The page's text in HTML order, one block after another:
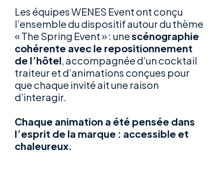
Les équipes WENES Event ont conçu
l’ensemble du dispositif autour du thème
« The Spring Event » : unescénographie
cohérente avec le repositionnement
de l’hôtel, accompagnée d’un cocktail
traiteur et d’animations conçues pour
que chaque invité ait une raison
d’interagir.
Chaque animation a été pensée dans
l’esprit de la marque : accessible et
chaleureux.